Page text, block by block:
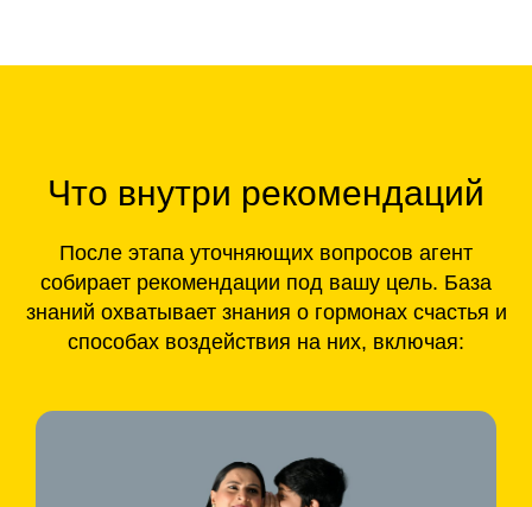
Что внутри рекомендаций
После этапа уточняющих вопросов агент
собирает рекомендации под вашу цель. База
знаний охватывает знания о гормонах счастья и
способах воздействия на них, включая: